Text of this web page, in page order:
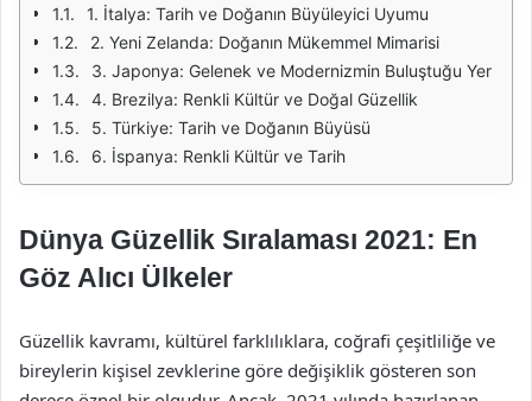
1. İtalya: Tarih ve Doğanın Büyüleyici Uyumu
2. Yeni Zelanda: Doğanın Mükemmel Mimarisi
3. Japonya: Gelenek ve Modernizmin Buluştuğu Yer
4. Brezilya: Renkli Kültür ve Doğal Güzellik
5. Türkiye: Tarih ve Doğanın Büyüsü
6. İspanya: Renkli Kültür ve Tarih
Dünya Güzellik Sıralaması 2021: En
Göz Alıcı Ülkeler
Güzellik kavramı, kültürel farklılıklara, coğrafi çeşitliliğe ve
bireylerin kişisel zevklerine göre değişiklik gösteren son